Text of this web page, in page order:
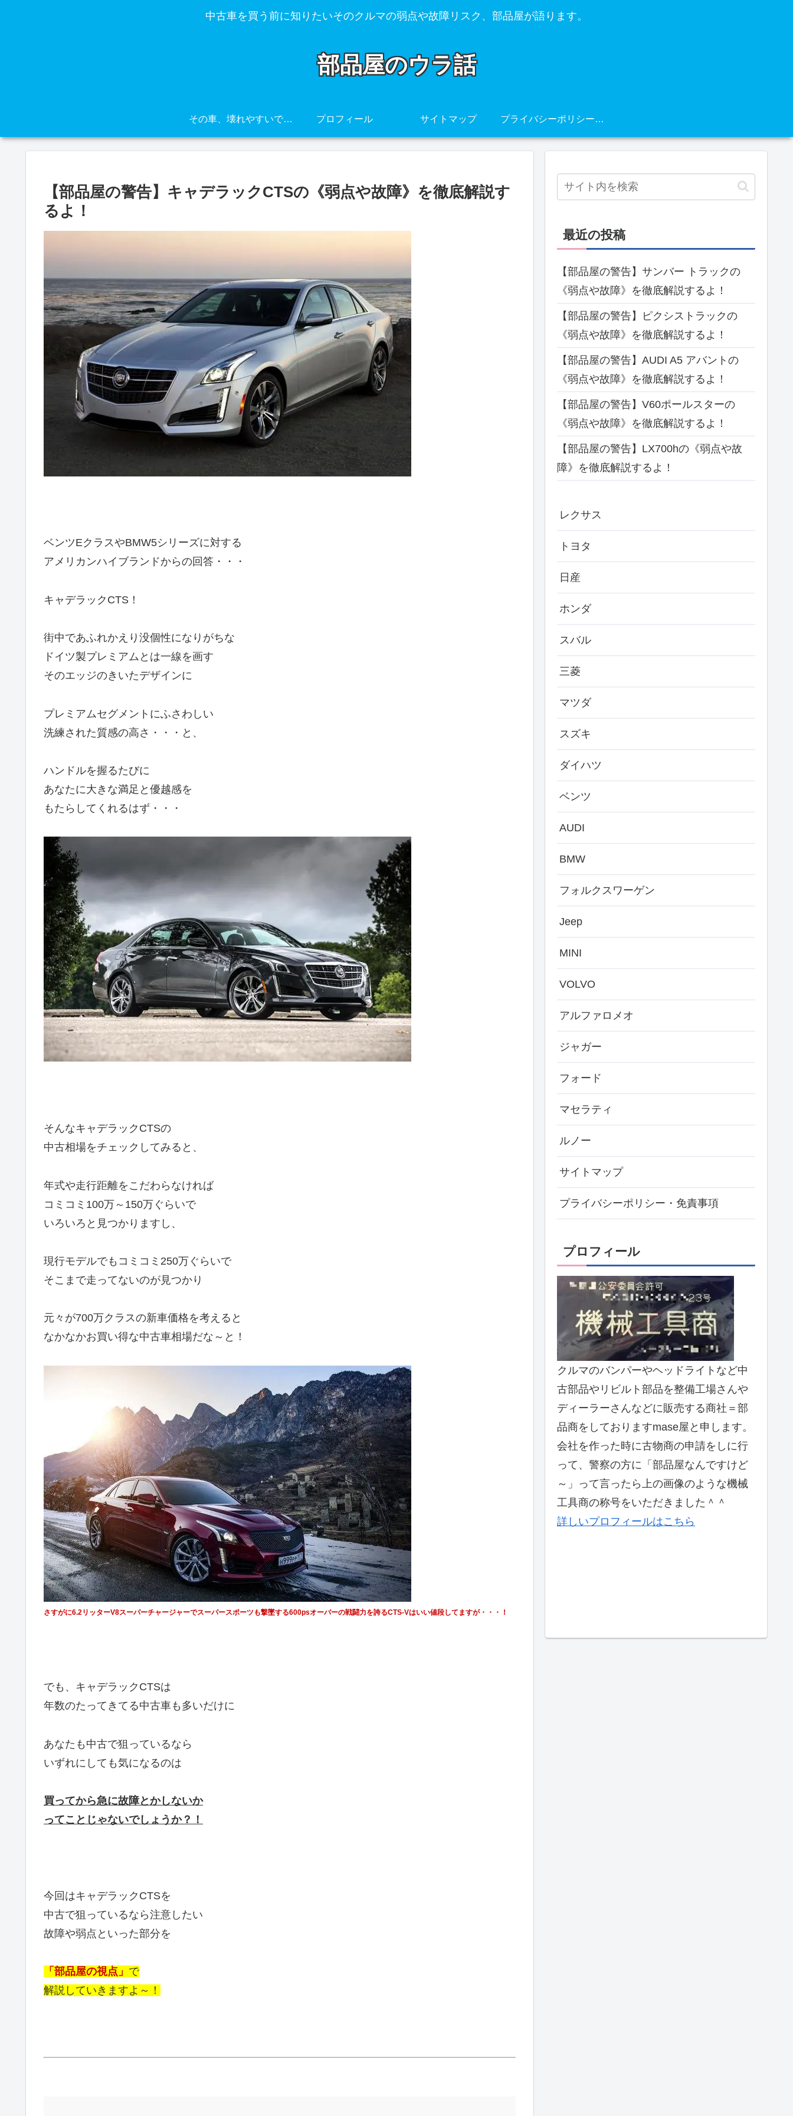
中古車を買う前に知りたいそのクルマの弱点や故障リスク、部品屋が語ります。
部品屋のウラ話
その車、壊れやすいですよ・・・ プロフィール サイトマップ プライバシーポリシー・免責事項
【部品屋の警告】キャデラックCTSの《弱点や故障》を徹底解説す
るよ！
ベンツEクラスやBMW5シリーズに対する
アメリカンハイブランドからの回答・・・
キャデラックCTS！
街中であふれかえり没個性になりがちな
ドイツ製プレミアムとは一線を画す
そのエッジのきいたデザインに
プレミアムセグメントにふさわしい
洗練された質感の高さ・・・と、
ハンドルを握るたびに
あなたに大きな満足と優越感を
もたらしてくれるはず・・・
そんなキャデラックCTSの
中古相場をチェックしてみると、
年式や走行距離をこだわらなければ
コミコミ100万～150万ぐらいで
いろいろと見つかりますし、
現行モデルでもコミコミ250万ぐらいで
そこまで走ってないのが見つかり
元々が700万クラスの新車価格を考えると
なかなかお買い得な中古車相場だな～と！
さすがに6.2リッターV8スーパーチャージャーでスーパースポーツも撃墜する600psオーバーの戦闘力を誇るCTS-Vはいい値段してますが・・・！
でも、キャデラックCTSは
年数のたってきてる中古車も多いだけに
あなたも中古で狙っているなら
いずれにしても気になるのは
買ってから急に故障とかしないか
ってことじゃないでしょうか？！
今回はキャデラックCTSを
中古で狙っているなら注意したい
故障や弱点といった部分を
「部品屋の視点」 で
解説していきますよ～！
最近の投稿
【部品屋の警告】サンバー トラックの
《弱点や故障》を徹底解説するよ！
【部品屋の警告】ピクシストラックの
《弱点や故障》を徹底解説するよ！
【部品屋の警告】AUDI A5 アバントの
《弱点や故障》を徹底解説するよ！
【部品屋の警告】V60ポールスターの
《弱点や故障》を徹底解説するよ！
【部品屋の警告】LX700hの《弱点や故
障》を徹底解説するよ！
レクサス
トヨタ
日産
ホンダ
スバル
三菱
マツダ
スズキ
ダイハツ
ベンツ
AUDI
BMW
フォルクスワーゲン
Jeep
MINI
VOLVO
アルファロメオ
ジャガー
フォード
マセラティ
ルノー
サイトマップ
プライバシーポリシー・免責事項
プロフィール
クルマのバンパーやヘッドライトなど中
古部品やリビルト部品を整備工場さんや
ディーラーさんなどに販売する商社＝部
品商をしておりますmase屋と申します。
会社を作った時に古物商の申請をしに行
って、警察の方に「部品屋なんですけど
～」って言ったら上の画像のような機械
工具商の称号をいただきました＾＾
詳しいプロフィールはこちら